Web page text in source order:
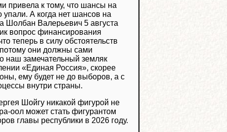
привела к тому, что шансы на
А когда нет шансов на
Шолбан Валерьевич 5 августа
вопрос финансирования
теперь в силу обстоятельств
они должны сами
наш замечательный земляк
«Единая Россия», скорее
ему будет не до выборов, а с
внутри страны.
Шойгу никакой фигурой не
оол может стать фигурантом
главы республики в 2026 году.